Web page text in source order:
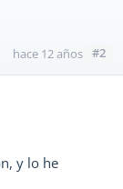
hace 12 años #2
y lo he